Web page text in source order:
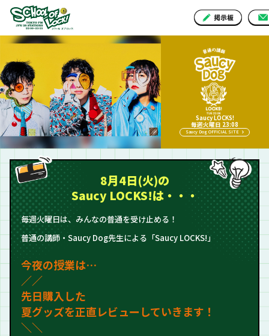
Saucy LOCKS!
毎週火曜日 23:08
Saucy Dog OFFICIAL SITE
8月4日(火)の
Saucy LOCKS!は・・・
毎週火曜日は、みんなの普通を受け止める！
普通の講師・Saucy Dog先生による「Saucy LOCKS!」
今夜の授業は…
／／
先日購入した
夏グッズを正直レビューしていきます！
＼＼